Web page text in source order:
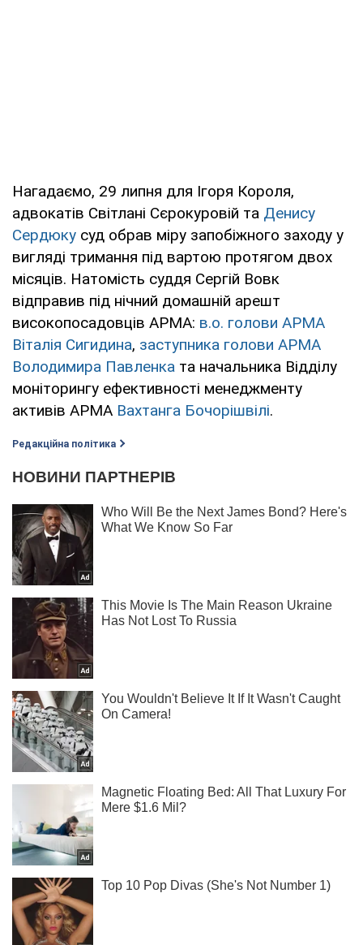
Нагадаємо, 29 липня для Ігоря Короля,
адвокатів Світлані Сєрокуровій та Денису
Сердюку суд обрав міру запобіжного заходу у
вигляді тримання під вартою протягом двох
місяців. Натомість суддя Сергій Вовк
відправив під нічний домашній арешт
високопосадовців АРМА: в.о. голови АРМА
Віталія Сигидина, заступника голови АРМА
Володимира Павленка та начальника Відділу
моніторингу ефективності менеджменту
активів АРМА Вахтанга Бочорішвілі.
Редакційна політика